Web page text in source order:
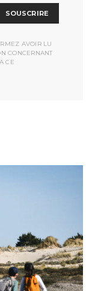
SOUSCRIRE
AVOIR LU
CONCERNANT
CE